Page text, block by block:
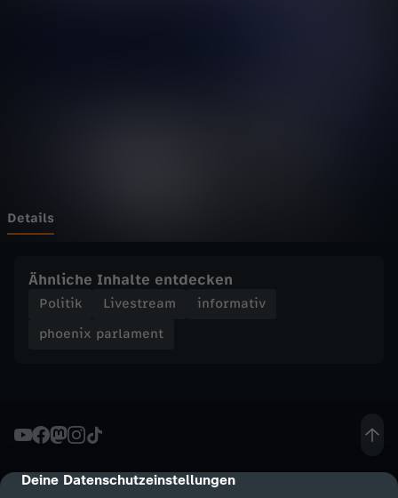
cmp-dialog-description
Deine Datenschutzeinstellungen
m
n
D
e
Details
Ähnliche Inhalte entdecken
Politik Livestream
informativ
phoenix parlament